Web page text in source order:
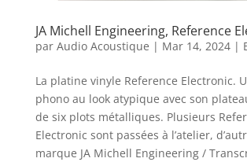
JA Michell Engineering, Reference
par Audio Acoustique | Mar 14, 2024|
La platine vinyle Reference Electronic.
phono au look atypique avec son
de six plots métalliques. Plusieurs
Electronic sont passées à l’atelier,
marque JA Michell Engineering /